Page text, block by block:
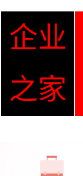
企业
之家